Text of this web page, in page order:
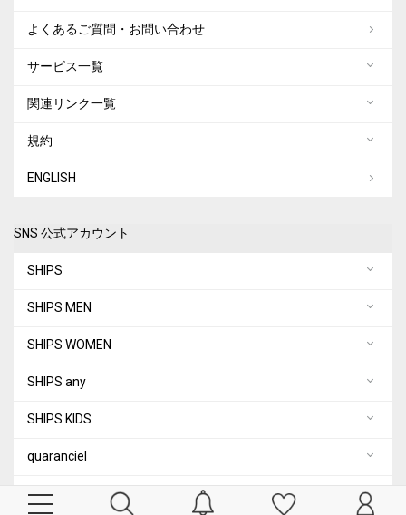
よくあるご質問・お問い合わせ
サービス一覧
関連リンク一覧
規約
ENGLISH
SNS 公式アカウント
SHIPS
SHIPS MEN
SHIPS WOMEN
SHIPS any
SHIPS KIDS
quaranciel
City Ambient Products